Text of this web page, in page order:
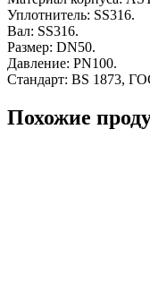
Уплотнитель: SS316.
Вал: SS316.
Размер: DN50.
Давление: PN100.
Стандарт: BS 1873,
Похожие